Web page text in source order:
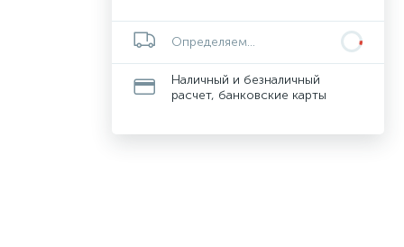
Определяем...
Наличный и безналичный
расчет, банковские карты